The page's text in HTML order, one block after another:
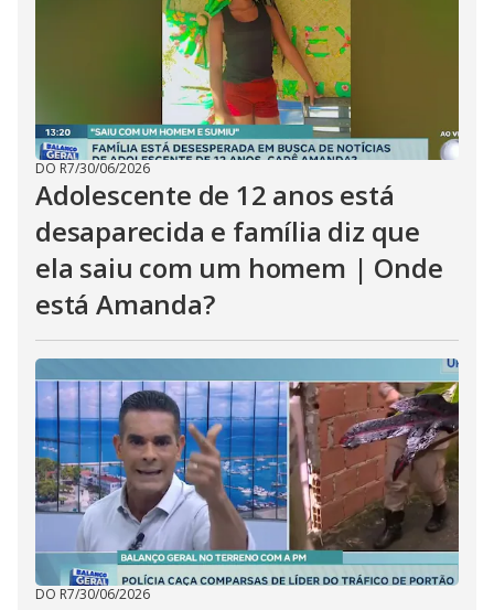
DO R7/30/06/2026
Adolescente de 12 anos está
desaparecida e família diz que
ela saiu com um homem | Onde
está Amanda?
DO R7/30/06/2026